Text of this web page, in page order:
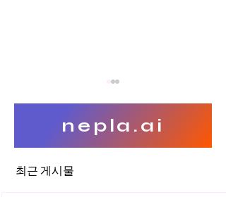
nepla.ai
최근 게시물